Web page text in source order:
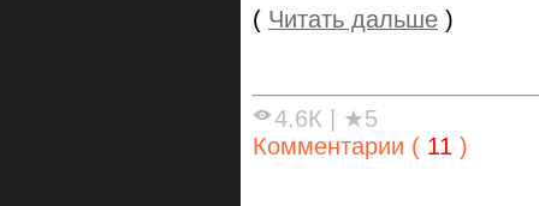
( Читать дальше )
4.6К
★5
Комментарии ( 11 )